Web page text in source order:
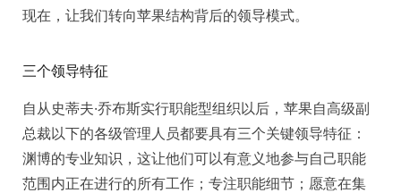
现在，让我们转向苹果结构背后的领导模式。
三个领导特征
自从史蒂夫·乔布斯实行职能型组织以后，苹果自高级副
总裁以下的各级管理人员都要具有三个关键领导特征：
渊博的专业知识，这让他们可以有意义地参与自己职能
范围内正在进行的所有工作；专注职能细节；愿意在集